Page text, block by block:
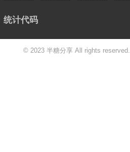
统计代码
© 2023 半糖分享 All rights reserved.